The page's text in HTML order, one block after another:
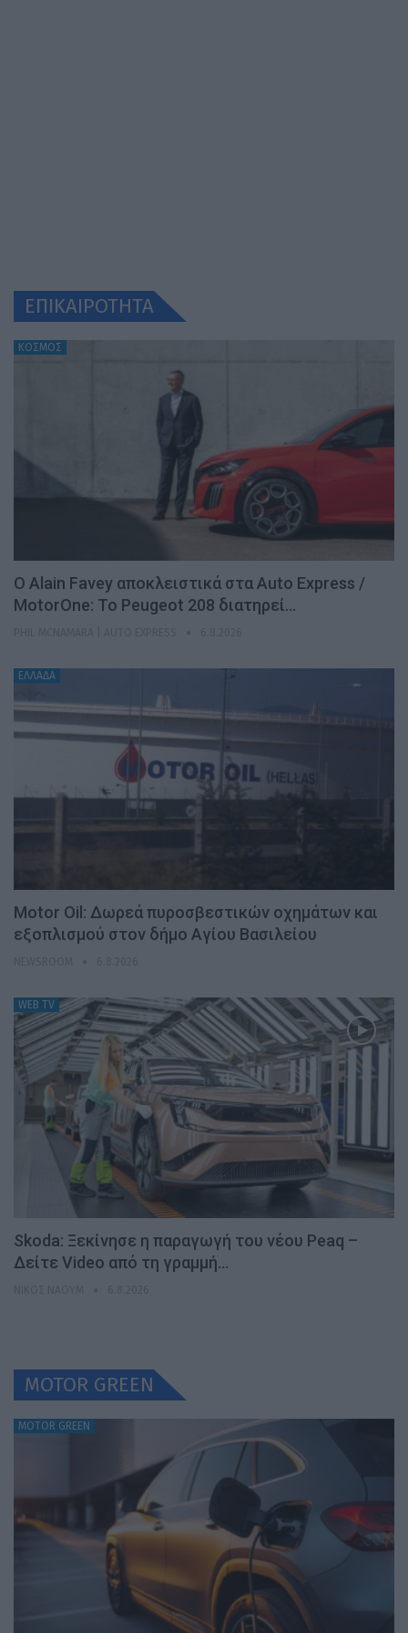
ΕΠΙΚΑΙΡΟΤΗΤΑ
ΚΟΣΜΟΣ
Ο Alain Favey αποκλειστικά στα Auto Express /
MotorOne: Το Peugeot 208 διατηρεί…
ΕΛΛΑΔΑ
Motor Oil: Δωρεά πυροσβεστικών οχημάτων και
εξοπλισμού στον δήμο Αγίου Βασιλείου
WEB TV
Skoda: Ξεκίνησε η παραγωγή του νέου Peaq –
Δείτε Video από τη γραμμή…
MOTOR GREEN
MOTOR GREEN